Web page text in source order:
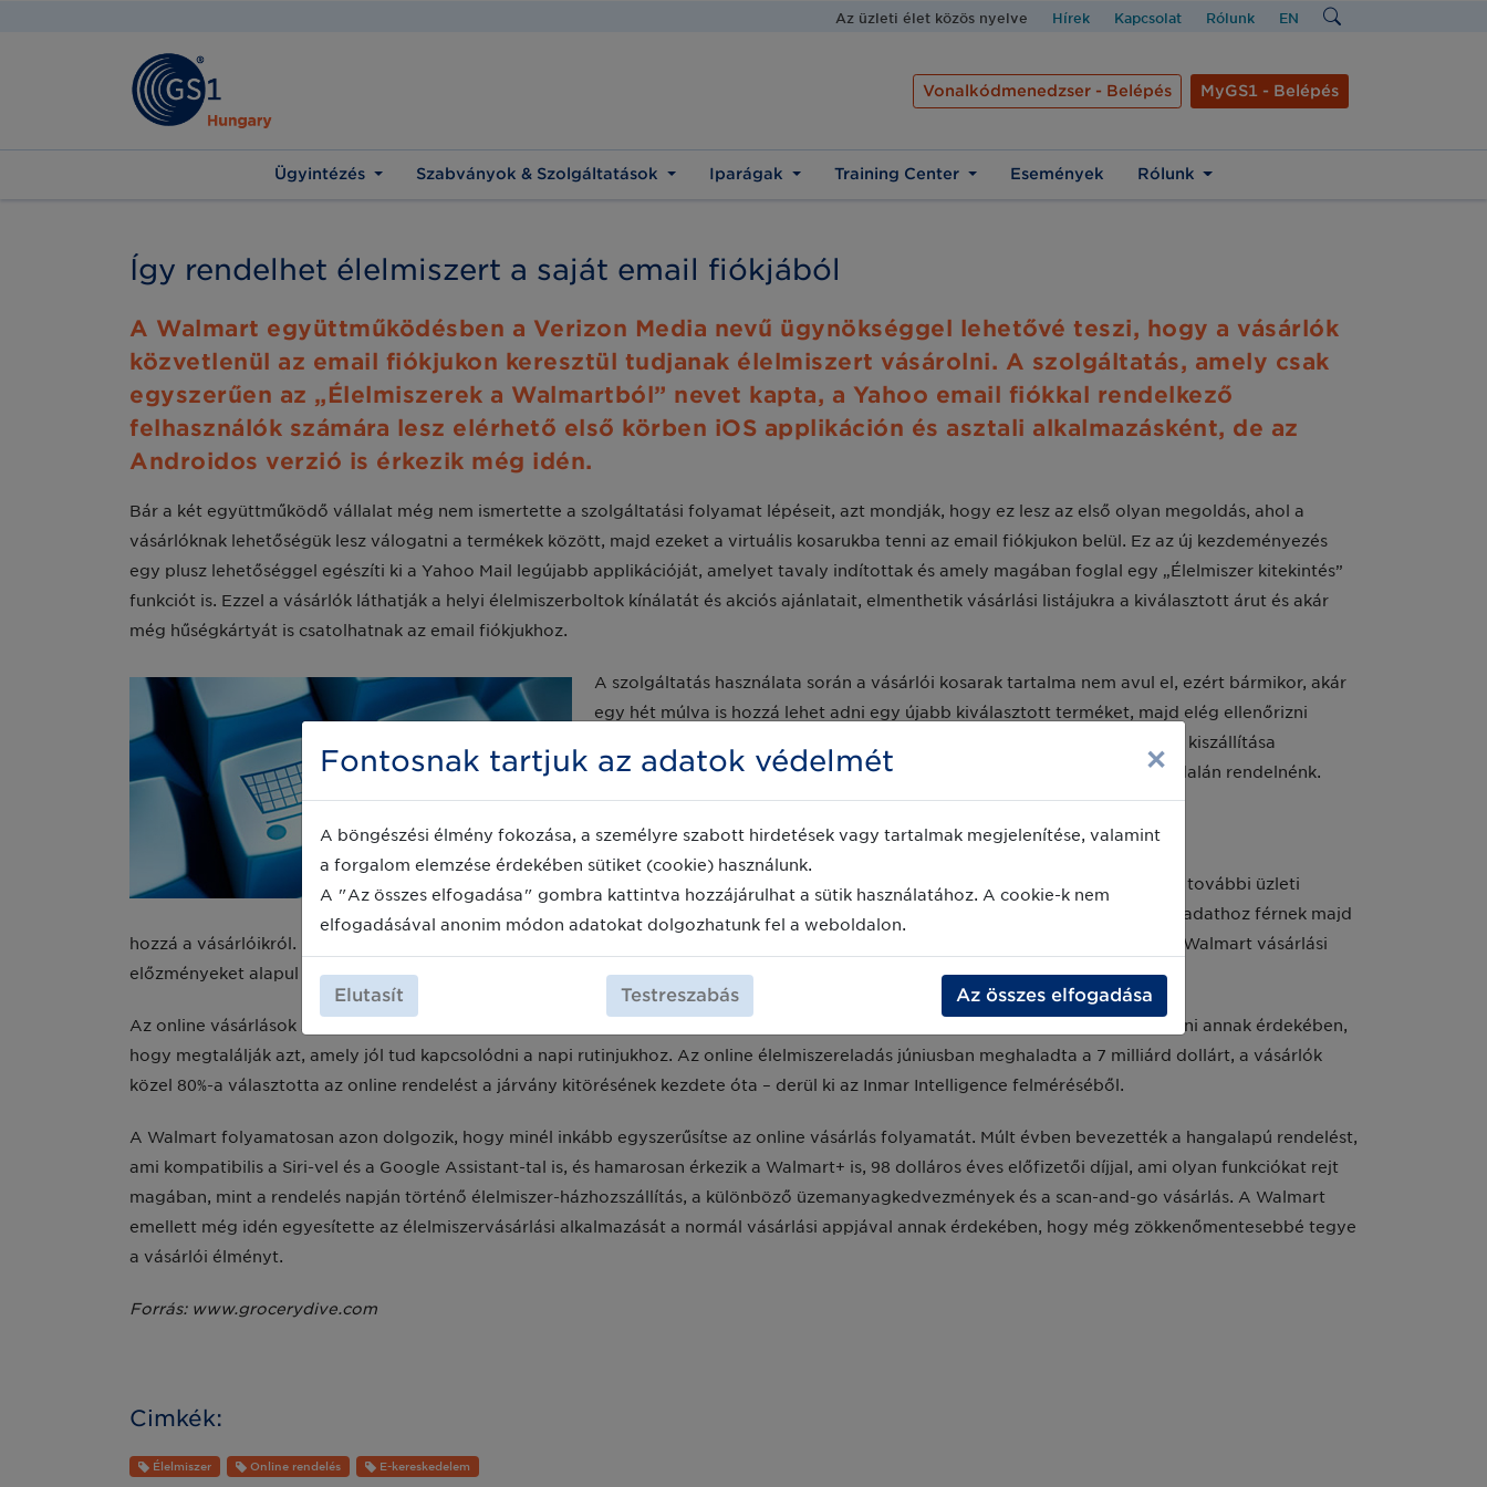
Az üzleti élet közös nyelve Hírek Kapcsolat Rólunk EN
Vonalkódmenedzser - Belépés MyGS1 - Belépés
Ügyintézés Szabványok & Szolgáltatások Iparágak Training Center Események Rólunk
Így rendelhet élelmiszert a saját email fiókjából
A Walmart együttműködésben a Verizon Media nevű ügynökséggel lehetővé teszi, hogy a vásárlók
közvetlenül az email fiókjukon keresztül tudjanak élelmiszert vásárolni. A szolgáltatás, amely csak
egyszerűen az „Élelmiszerek a Walmartból” nevet kapta, a Yahoo email fiókkal rendelkező
felhasználók számára lesz elérhető első körben iOS applikáción és asztali alkalmazásként, de az
Androidos verzió is érkezik még idén.
Bár a két együttműködő vállalat még nem ismertette a szolgáltatási folyamat lépéseit, azt mondják, hogy ez lesz az első olyan megoldás, ahol a
vásárlóknak lehetőségük lesz válogatni a termékek között, majd ezeket a virtuális kosarukba tenni az email fiókjukon belül. Ez az új kezdeményezés
egy plusz lehetőséggel egészíti ki a Yahoo Mail legújabb applikációját, amelyet tavaly indítottak és amely magában foglal egy „Élelmiszer kitekintés”
funkciót is. Ezzel a vásárlók láthatják a helyi élelmiszerboltok kínálatát és akciós ajánlatait, elmenthetik vásárlási listájukra a kiválasztott árut és akár
még hűségkártyát is csatolhatnak az email fiókjukhoz.
A szolgáltatás használata során a vásárlói kosarak tartalma nem avul el, ezért bármikor, akár
egy hét múlva is hozzá lehet adni egy újabb kiválasztott terméket, majd elég ellenőrizni
egyszer és már készen is vagyunk. Ráadásul a csomagok összeállítása és kiszállítása
ugyanúgy zajlik a Yahoo-n keresztül is, mintha közvetlenül a Walmart oldalán rendelnénk.
A Walmart és a Verizon Media között létrejött partnerségnek van persze további üzleti
eredménye is, ugyanis ennek köszönhetően még több információhoz és adathoz férnek majd
hozzá a vásárlóikról. Ezáltal a későbbiekben lehetőségük lesz személyre szabott ajánlatokat kínálni a Yahoo-profilok alapján és a Walmart vásárlási
előzményeket alapul véve. A jövőben ennek segítségével még mélyebben lehet majd értelmezni az online vásárlói szokásokat.
Az online vásárlások száma jelentősen megugrott a COVID-19 közepette, a vásárlók igyekeztek különféle szolgáltatásokat tesztelni annak érdekében,
hogy megtalálják azt, amely jól tud kapcsolódni a napi rutinjukhoz. Az online élelmiszereladás júniusban meghaladta a 7 milliárd dollárt, a vásárlók
közel 80%-a választotta az online rendelést a járvány kitörésének kezdete óta – derül ki az Inmar Intelligence felméréséből.
A Walmart folyamatosan azon dolgozik, hogy minél inkább egyszerűsítse az online vásárlás folyamatát. Múlt évben bevezették a hangalapú rendelést,
ami kompatibilis a Siri-vel és a Google Assistant-tal is, és hamarosan érkezik a Walmart+ is, 98 dolláros éves előfizetői díjjal, ami olyan funkciókat rejt
magában, mint a rendelés napján történő élelmiszer-házhozszállítás, a különböző üzemanyagkedvezmények és a scan-and-go vásárlás. A Walmart
emellett még idén egyesítette az élelmiszervásárlási alkalmazását a normál vásárlási appjával annak érdekében, hogy még zökkenőmentesebbé tegye
a vásárlói élményt.
Forrás: www.grocerydive.com
Cimkék:
Élelmiszer Online rendelés E-kereskedelem
Fontosnak tartjuk az adatok védelmét ×
A böngészési élmény fokozása, a személyre szabott hirdetések vagy tartalmak megjelenítése, valamint
a forgalom elemzése érdekében sütiket (cookie) használunk.
A "Az összes elfogadása" gombra kattintva hozzájárulhat a sütik használatához. A cookie-k nem
elfogadásával anonim módon adatokat dolgozhatunk fel a weboldalon.
Elutasít Testreszabás Az összes elfogadása